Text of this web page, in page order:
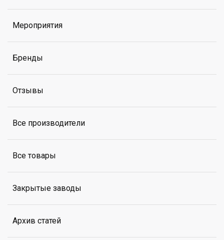
Мероприятия
Бренды
Отзывы
Все производители
Все товары
Закрытые заводы
Архив статей